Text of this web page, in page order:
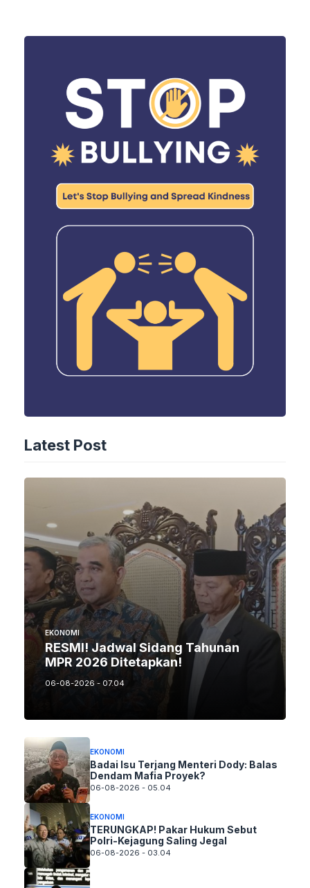
Latest Post
EKONOMI
RESMI! Jadwal Sidang Tahunan
MPR 2026 Ditetapkan!
06-08-2026 - 07.04
EKONOMI
Badai Isu Terjang Menteri Dody: Balas
Dendam Mafia Proyek?
06-08-2026 - 05.04
EKONOMI
TERUNGKAP! Pakar Hukum Sebut
Polri-Kejagung Saling Jegal
06-08-2026 - 03.04